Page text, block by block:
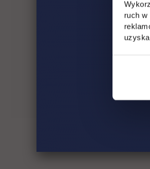
ruch
Bezpieczeństwo
Perspektywy finansowania